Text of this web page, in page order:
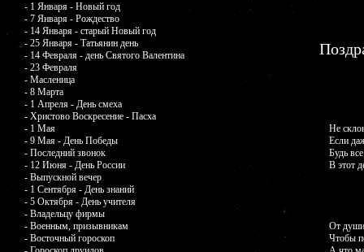
- 1 Января - Новый год
- 7 Января - Рождество
- 14 Января - старый Новый год
- 25 Января - Татьянин день
- 14 Февраля - день Святого Валентина
- 23 Февраля
- Масленица
- 8 Марта
- 1 Апреля - День смеха
- Христово Воскресение - Пасха
- 1 Мая
- 9 Мая - День Победы
- Последний звонок
- 12 Июня - День России
- Выпускной вечер
- 1 Сентября - День знаний
- 5 Октября - День учителя
- Владельцу фирмы
- Военным, призывникам
- Восточный гороскоп
Не
Если
Будь
В этот
От души
Чтобы